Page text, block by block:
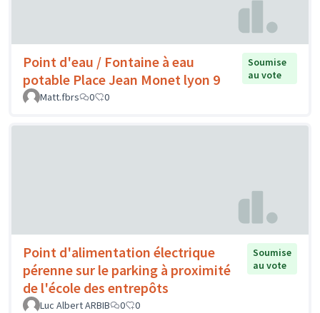
Point d'eau / Fontaine à eau
potable Place Jean Monet lyon 9
Soumise
au vote
Matt.fbrs
0 0
Point d'alimentation électrique
pérenne sur le parking à proximité
de l'école des entrepôts
Soumise
au vote
Luc Albert ARBIB 0 0